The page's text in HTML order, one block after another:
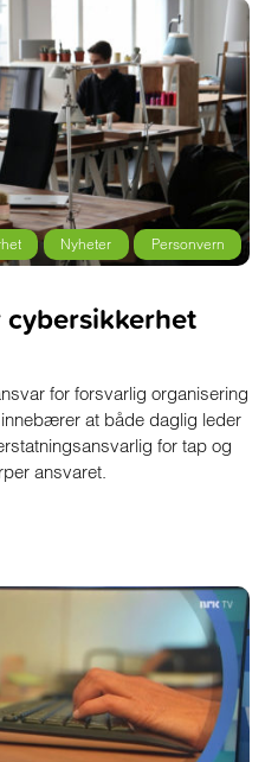
Nyheter Personvern
for forsvarlig organisering
at både daglig leder
for tap og
ansvaret.